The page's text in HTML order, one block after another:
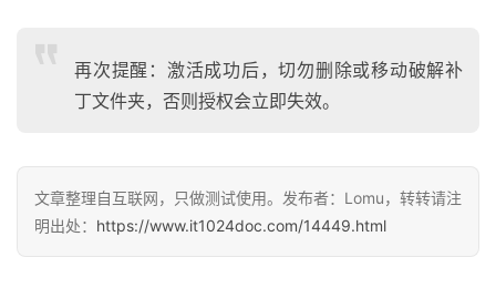
再次提醒：激活成功后，切勿删除或移动破解补
丁文件夹，否则授权会立即失效。
文章整理自互联网，只做测试使用。发布者：Lomu，转转请注
明出处： https://www.it1024doc.com/14449.html